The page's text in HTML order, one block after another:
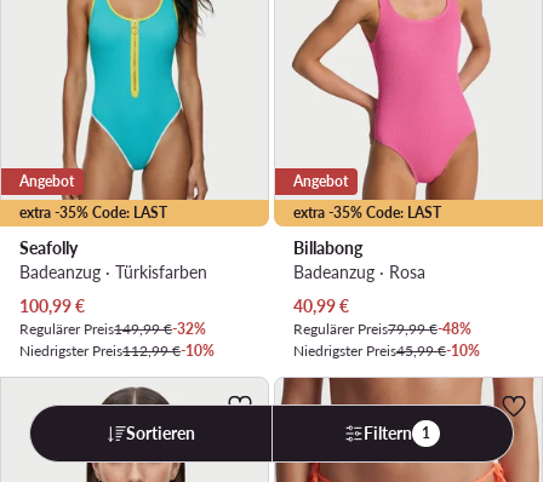
extra -35% Code: LAST
Angebot
Seafolly
Badeanzug · Türkisfarben
Aktueller Preis
100,99€
Regulärer Preis149,99 €-32%
Niedrigster Preis112,99 €-10%
extra -35% Code: LAST
Angebot
Billabong
Badeanzug · Rosa
Aktueller Preis
40,99€
Regulärer Preis79,99 €-48%
Niedrigster Preis45,99 €-10%
Sortieren Filtern 1